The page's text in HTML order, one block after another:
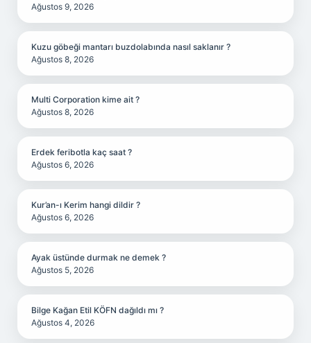
Ağustos 9, 2026
Kuzu göbeği mantarı buzdolabında nasıl saklanır ?
Ağustos 8, 2026
Multi Corporation kime ait ?
Ağustos 8, 2026
Erdek feribotla kaç saat ?
Ağustos 6, 2026
Kur’an-ı Kerim hangi dildir ?
Ağustos 6, 2026
Ayak üstünde durmak ne demek ?
Ağustos 5, 2026
Bilge Kağan Etil KÖFN dağıldı mı ?
Ağustos 4, 2026